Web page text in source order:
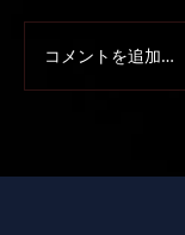
コメントを追加…